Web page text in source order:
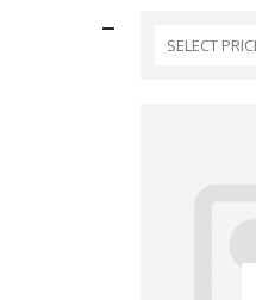
SELECT